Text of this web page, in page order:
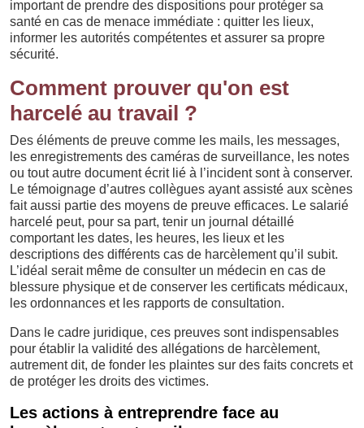
important de prendre des dispositions pour protéger sa
santé en cas de menace immédiate : quitter les lieux,
informer les autorités compétentes et assurer sa propre
sécurité.
Comment prouver qu'on est
harcelé au travail ?
Des éléments de preuve comme les mails, les messages,
les enregistrements des caméras de surveillance, les notes
ou tout autre document écrit lié à l’incident sont à conserver.
Le témoignage d’autres collègues ayant assisté aux scènes
fait aussi partie des moyens de preuve efficaces. Le salarié
harcelé peut, pour sa part, tenir un journal détaillé
comportant les dates, les heures, les lieux et les
descriptions des différents cas de harcèlement qu’il subit.
L’idéal serait même de consulter un médecin en cas de
blessure physique et de conserver les certificats médicaux,
les ordonnances et les rapports de consultation.
Dans le cadre juridique, ces preuves sont indispensables
pour établir la validité des allégations de harcèlement,
autrement dit, de fonder les plaintes sur des faits concrets et
de protéger les droits des victimes.
Les actions à entreprendre face au